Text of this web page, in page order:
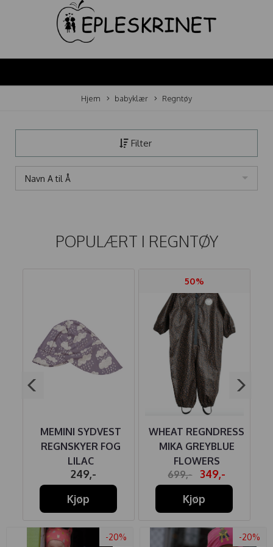
Hjem babyklær Regntøy
Filter
Navn A til Å
POPULÆRT I REGNTØY
MEMINI SYDVEST
REGNSKYER FOG
LILAC
249,-
Kjøp
50%
WHEAT REGNDRESS
MIKA GREYBLUE
FLOWERS
699,-
349,-
Kjøp
-20% -20%